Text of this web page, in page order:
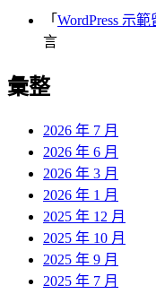
「 WordPress 示
言
彙整
2026 年 7 月
2026 年 6 月
2026 年 3 月
2026 年 1 月
2025 年 12 月
2025 年 10 月
2025 年 9 月
2025 年 7 月